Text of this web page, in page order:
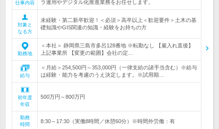
仕事内容 ラ運用やデジタル化推進業務をお任せします。
対象と
なる方
未経験・第二新卒歓迎！＜必須＞高卒以上＜歓迎要件＞土木の基
礎知識やGIS関連の知識・経験をお持ちの方
勤務地
＜本社＞ 静岡県三島市多呂128番地 ※転勤なし 【雇入れ直後】
上記事業所 【変更の範囲】会社の定…
給与
＜月給＞254,500円～353,000円（一律支給の諸手当含む）※給与
は経験・能力を考慮のうえ決定します。※試用期…
初年度
年収
500万円～800万円
勤務
時間
8:30～17:30（実働8時間／休憩60分）※時間外労働：有